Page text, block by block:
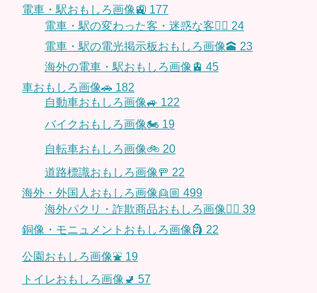
電車・駅おもしろ画像🚉 177
電車・駅の変わった客・迷惑な客🤦‍♀️ 24
電車・駅の電光掲示板おもしろ画像🕋 23
海外の電車・駅おもしろ画像🚊 45
車おもしろ画像🚗 182
自動車おもしろ画像🚙 122
バイクおもしろ画像🏍 19
自転車おもしろ画像🚲 20
道路標識おもしろ画像🚥 22
海外・外国人おもしろ画像👱🏼 499
海外パクリ・詐欺商品おもしろ画像🙅‍♀️ 39
銅像・モニュメントおもしろ画像🗿 22
公園おもしろ画像⛲️ 19
トイレおもしろ画像🚽 57